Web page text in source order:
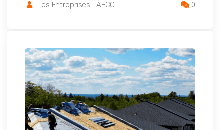
Les Entreprises LAFCO 0